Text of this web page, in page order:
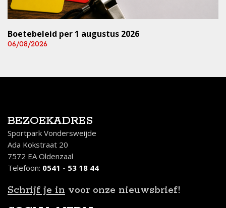
Boetebeleid per 1 augustus 2026
06/08/2026
BEZOEKADRES
Sportpark Vondersweijde
Ada Kokstraat 20
7572 EA Oldenzaal
Telefoon: 0541 - 53 18 44
Schrijf je in voor onze nieuwsbrief!